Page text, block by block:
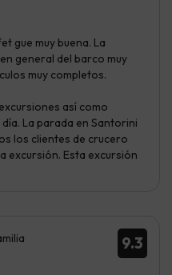
gue muy buena. La
general del barco muy
muy completos.
así como
La parada en Santorini
los clientes de crucero
excursión. Esta excursión
9.3